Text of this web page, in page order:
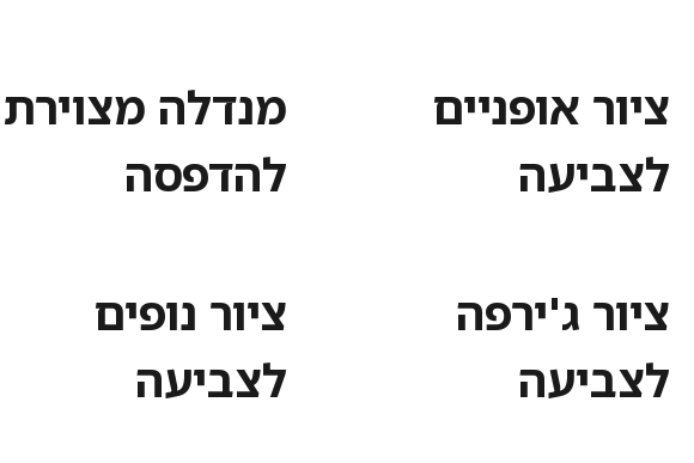
ציור אופניים
לצביעה
מנדלה מצוירת
להדפסה
ציור ג'ירפה
לצביעה
ציור נופים
לצביעה